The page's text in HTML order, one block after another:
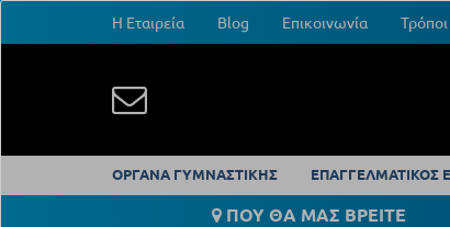
Η Εταιρεία Blog Επικοινωνία
ΟΡΓΑΝΑ ΓΥΜΝΑΣΤΙΚΗΣ ΕΠΑΓΓΕΛΜΑΤΙΚΟΣ
ΠΟΥ ΘΑ ΜΑΣ ΒΡΕΙΤΕ